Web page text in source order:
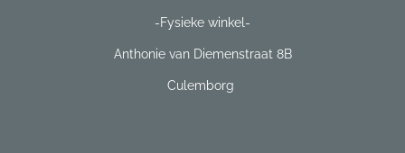
-Fysieke winkel-
Anthonie van Diemenstraat 8B
Culemborg